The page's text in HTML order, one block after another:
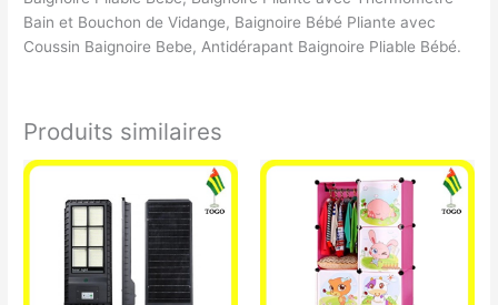
Bain et Bouchon de Vidange, Baignoire Bébé Pliante avec
Coussin Baignoire Bebe, Antidérapant Baignoire Pliable Bébé.
Produits similaires